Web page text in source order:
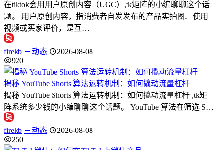
在tiktok会用用户原创内容（UGC）,tk矩阵的小编聊聊这个话
题。 用户原创内容，指消费者自发发布的产品实拍图、使用
视频或买家评价，是互…
firekb 动态
2026-08-08
920
揭秘 YouTube Shorts 算法运转机制：如何撬动流量杠杆
揭秘 YouTube Shorts 算法运转机制：如何撬动流量杠杆 ,tk矩
阵系统多少钱的小编聊聊这个话题。 YouTube 算法在筛选 S…
firekb 动态
2026-08-08
250